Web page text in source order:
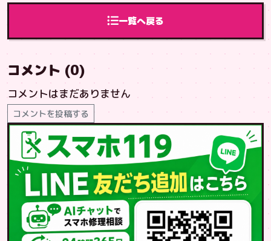
換 名護ドンキ
一覧へ戻る
へご来店
コメント (0)
コメントはまだありません
コメントを投稿する